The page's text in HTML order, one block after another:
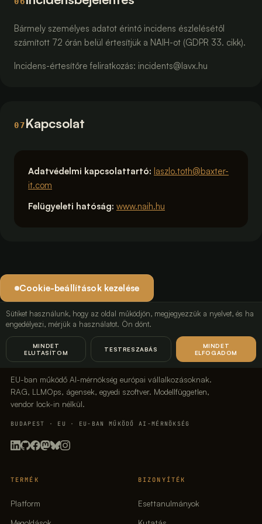
Bármely személyes adatot érintő incidens észlelésétől
számított 72 órán belül értesítjük a NAIH-ot (GDPR 33. cikk).
Incidens-értesítőre feliratkozás: incidents@lavx.hu
07Kapcsolat
Adatvédelmi kapcsolattartó: laszlo.toth@baxter-
it.com
Felügyeleti hatóság: www.naih.hu
Cookie-beállítások kezelése
Sütiket használunk, hogy az oldal működjön, megjegyezzük a nyelvet, és ha
engedélyezi, mérjük a használatot. Ön dönt.
MINDET
ELUTASÍTOM
TESTRESZABÁS
MINDET
ELFOGADOM
LavX Managed Systems
EU-ban működő AI-mérnökség európai vállalkozásoknak.
RAG, LLMOps, ágensek, egyedi szoftver. Modellfüggetlen,
vendor lock-in nélkül.
BUDAPEST · EU · EU-BAN MŰKÖDŐ AI-MÉRNÖKSÉG
TERMÉK
Platform
BIZONYÍTÉK
Esettanulmányok